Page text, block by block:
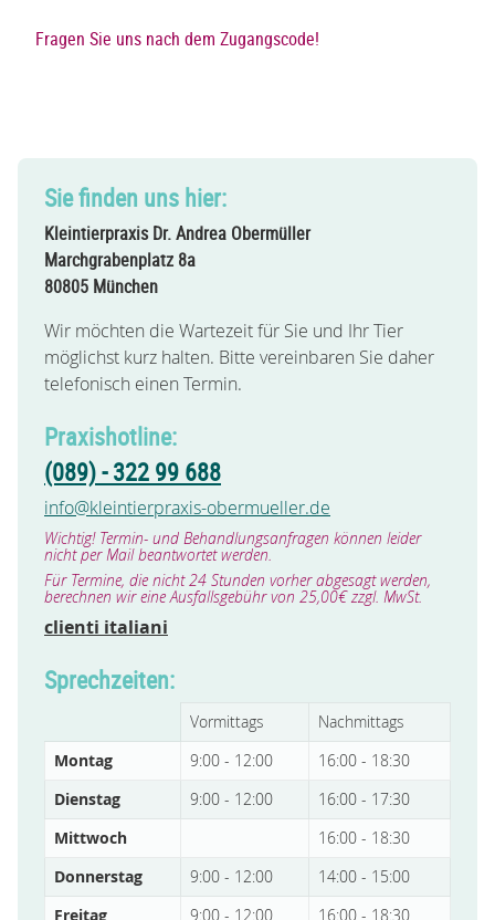
Fragen Sie uns nach dem Zugangscode!
Sie finden uns hier:
Kleintierpraxis Dr. Andrea Obermüller
Marchgrabenplatz 8a
80805 München
Wir möchten die Wartezeit für Sie und Ihr Tier
möglichst kurz halten. Bitte vereinbaren Sie daher
telefonisch einen Termin.
Praxishotline:
(089) - 322 99 688
info@kleintierpraxis-obermueller.de
Wichtig! Termin- und Behandlungsanfragen können leider
nicht per Mail beantwortet werden.
Für Termine, die nicht 24 Stunden vorher abgesagt werden,
berechnen wir eine Ausfallsgebühr von 25,00€ zzgl. MwSt.
clienti italiani
Sprechzeiten:
Vormittags
Nachmittags
Montag
9:00 - 12:00
16:00 - 18:30
Dienstag
9:00 - 12:00
16:00 - 17:30
Mittwoch
16:00 - 18:30
Donnerstag
9:00 - 12:00
14:00 - 15:00
Freitag
9:00 - 12:00 16:00 - 18:30